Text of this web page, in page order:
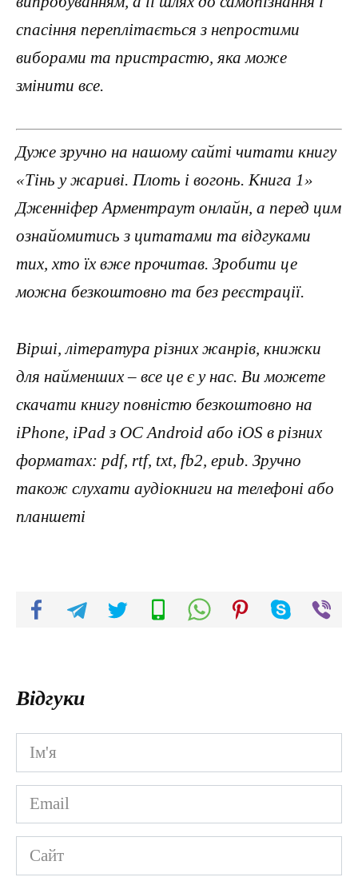
спасіння переплітається з непростими
виборами та пристрастю, яка може
змінити все.
Дуже зручно на нашому сайті читати книгу
«Тінь у жариві. Плоть і вогонь. Книга 1»
Дженніфер Арментраут онлайн, а перед цим
ознайомитись з цитатами та відгуками
тих, хто їх вже прочитав. Зробити це
можна безкоштовно та без реєстрації.
Вірші, література різних жанрів, книжки
для найменших – все це є у нас. Ви можете
скачати книгу повністю безкоштовно на
iPhone, iPad з ОС Android або iOS в різних
форматах: pdf, rtf, txt, fb2, epub. Зручно
також слухати аудіокниги на телефоні або
планшеті
Відгуки
Ім'я
*
Email
*
Сайт